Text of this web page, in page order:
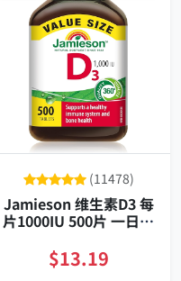
(11478)
Jamieson 维生素D3 每
片1000IU 500片 一日骨
$13.19